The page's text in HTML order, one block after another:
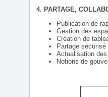
4. PARTAGE,
Publication de
Gestion des
Création de
Partage
Actualisation des
Notions de